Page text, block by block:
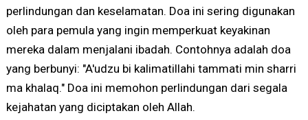
perlindungan dan keselamatan. Doa ini sering digunakan
oleh para pemula yang ingin memperkuat keyakinan
mereka dalam menjalani ibadah. Contohnya adalah doa
yang berbunyi: "A'udzu bi kalimatillahi tammati min sharri
ma khalaq." Doa ini memohon perlindungan dari segala
kejahatan yang diciptakan oleh Allah.